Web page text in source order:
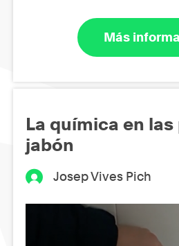
Más
La química en
jabón
Josep Vives Pich